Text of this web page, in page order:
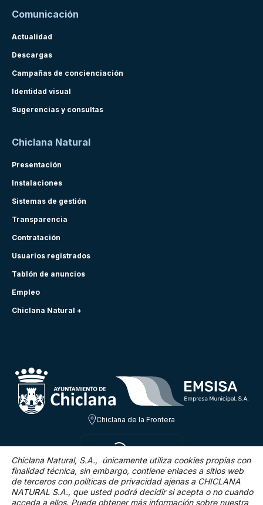
Comunicación
Actualidad
Descargas
Campañas de concienciación
Identidad visual
Sugerencias y consultas
Chiclana Natural
Presentación
Instalaciones
Sistemas de gestión
Transparencia
Contratación
Usuarios registrados
Tablón de anuncios
Empleo
Chiclana Natural +
Chiclana de la Frontera
DOM 9 AGO
27.7ºC
8 Km/h 0 %
Chiclana Natural, S.A., únicamente utiliza cookies propias con
finalidad técnica, sin embargo, contiene enlaces a sitios web
de terceros con políticas de privacidad ajenas a CHICLANA
NATURAL S.A., que usted podrá decidir si acepta o no cuando
acceda a ellos. Puede obtener más información sobre nuestra